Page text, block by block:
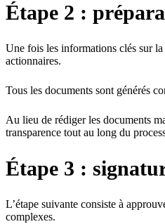
Étape 2 :
Une fois les informations clés sur la
actionnaires.
Tous les documents sont générés
Au lieu de rédiger les documents
transparence tout au long du
Étape 3 :
L’étape suivante consiste à
complexes.